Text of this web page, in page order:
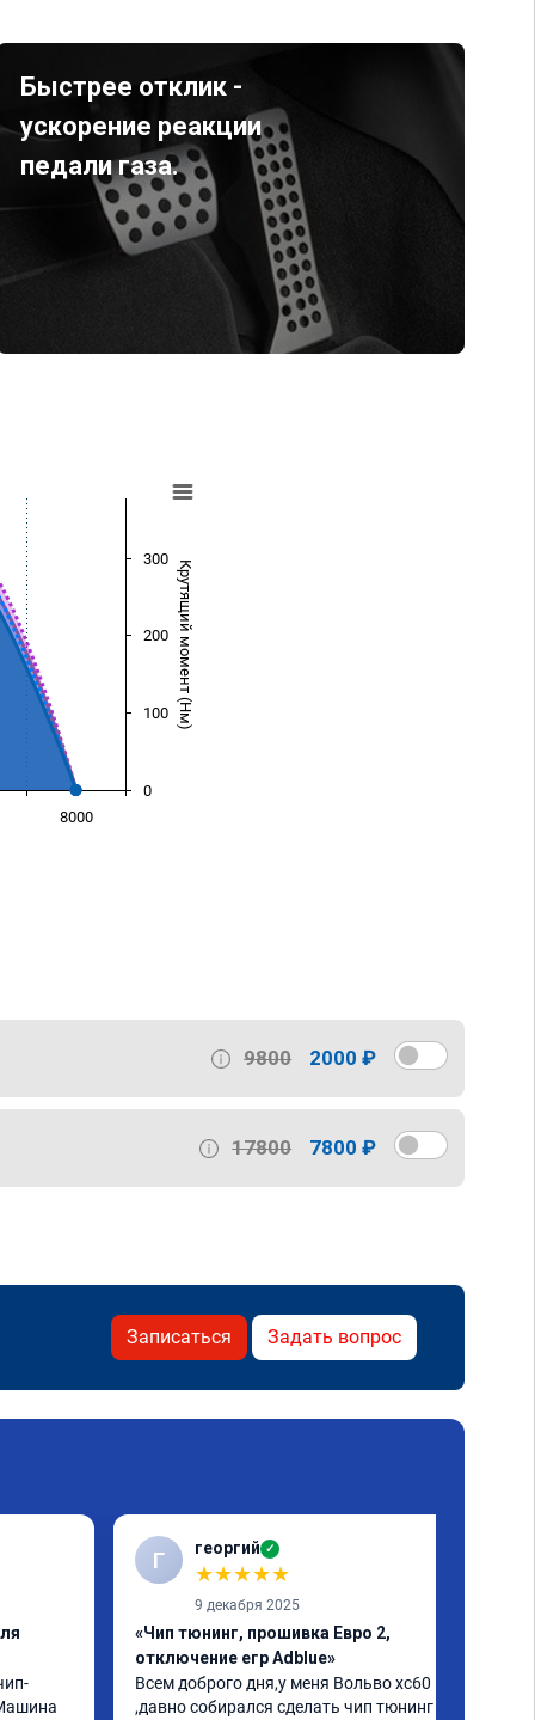
Быстрее отклик -
ускорение реакции
педали газа.
Крутящий момент (Нм)
8000
0
100
200
300
9800 2000 ₽
17800 7800 ₽
Записаться Задать вопрос
Г георгий ✓
★★★★★
9 декабря 2025
«Чип тюнинг, прошивка Евро 2,
отключение егр Adblue»
Всем доброго дня,у меня Вольво xc60
,давно собирался сделать чип тюнинг и